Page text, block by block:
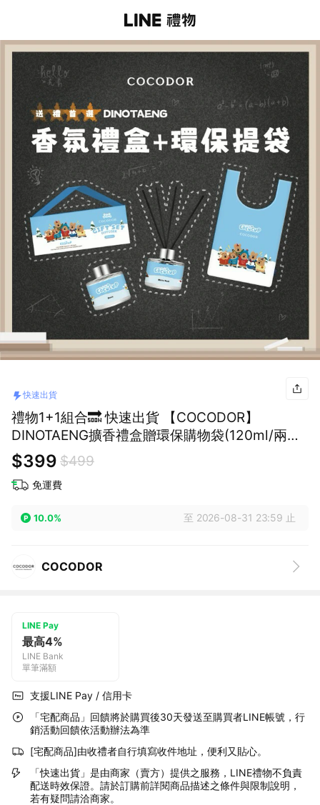
快速出貨
禮物1+1組合🔜 快速出貨 【COCODOR】
DINOTAENG擴香禮盒贈環保購物袋(120ml/兩入
組) (紀念日/畢業/喬遷/療癒/生日/交換禮物/收禮
人自選香氣)
$399 $499
免運費
10.0% 至 2026-08-31 23:59 止
COCODOR
LINE Pay
最高4%
LINE Bank
單筆滿額
支援LINE Pay / 信用卡
「宅配商品」回饋將於購買後30天發送至購買者LINE帳號，行
銷活動回饋依活動辦法為準
[宅配商品]由收禮者自行填寫收件地址，便利又貼心。
「快速出貨」是由商家（賣方）提供之服務，LINE禮物不負責
配送時效保證。請於訂購前詳閱商品描述之條件與限制說明，
若有疑問請洽商家。